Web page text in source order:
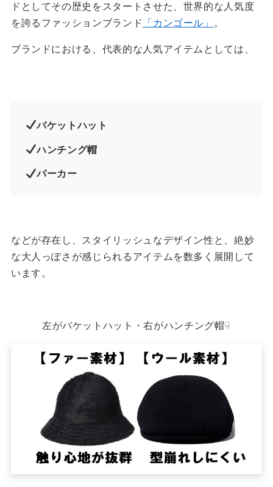
ドとしてその歴史をスタートさせた、世界的な人気度
を誇るファッションブランド
「カンゴール」 。
ブランドにおける、代表的な人気アイテムとしては、
バケットハット
ハンチング帽
パーカー
などが存在し、スタイリッシュなデザイン性と、絶妙
な大人っぽさが感じられるアイテムを数多く展開して
います。
左がバケットハット・右がハンチング帽☟